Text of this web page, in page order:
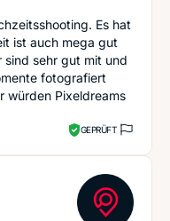
Es hat
ist auch mega gut
sind sehr gut mit und
fotografiert
würden Pixeldreams
GEPRÜFT